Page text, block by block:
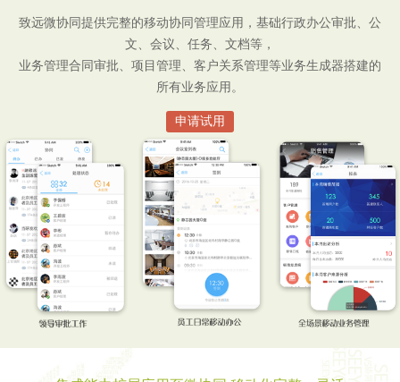
致远微协同提供完整的移动协同管理应用，基础行政办公审批、公
文、会议、任务、文档等，
业务管理合同审批、项目管理、客户关系管理等业务生成器搭建的
所有业务应用。
申请试用